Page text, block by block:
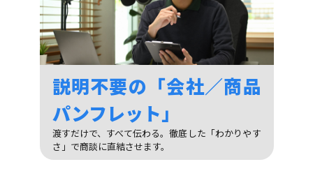
説明不要の「会社／商品
パンフレット」
渡すだけで、すべて伝わる。徹底した「わかりやす
さ」で商談に直結させます。